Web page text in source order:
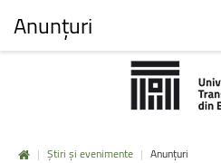
| Știri și evenimente | Anunțuri
Anunțuri